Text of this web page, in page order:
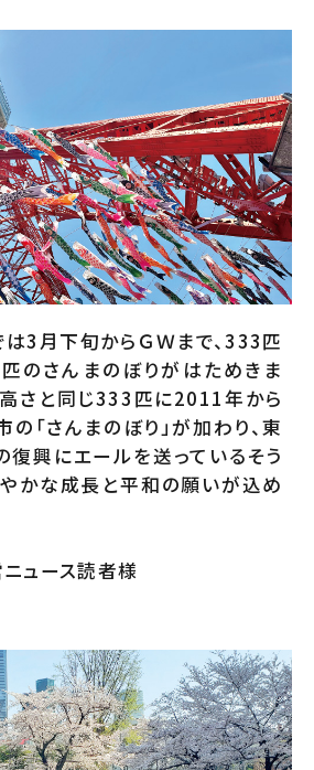
3月下旬からＧＷまで、333匹
のさんまのぼりがはためきま
高さと同じ333匹に2011年から
「さんまのぼり」が加わり、東
復興にエールを送っているそう
かな成長と平和の願いが込め
ュース読者様